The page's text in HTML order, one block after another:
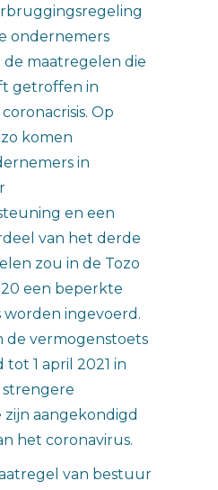
ondernemers
de maatregelen die
getroffen in
Op
komen
in
en een
van het derde
zou in de Tozo
een beperkte
ingevoerd.
de vermogenstoets
1 april 2021 in
aangekondigd
het coronavirus.
van bestuur